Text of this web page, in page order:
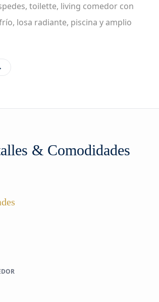
toilette, living comedor con
losa radiante, piscina y amplio
& Comodidades